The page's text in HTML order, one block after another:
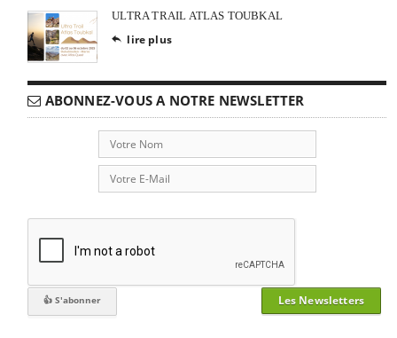
ULTRA TRAIL ATLAS TOUBKAL
 lire plus
ABONNEZ-VOUS A NOTRE NEWSLETTER
Les Newsletters